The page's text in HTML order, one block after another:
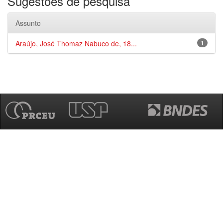
Assunto
1
Araújo, José Thomaz Nabuco de, 18...